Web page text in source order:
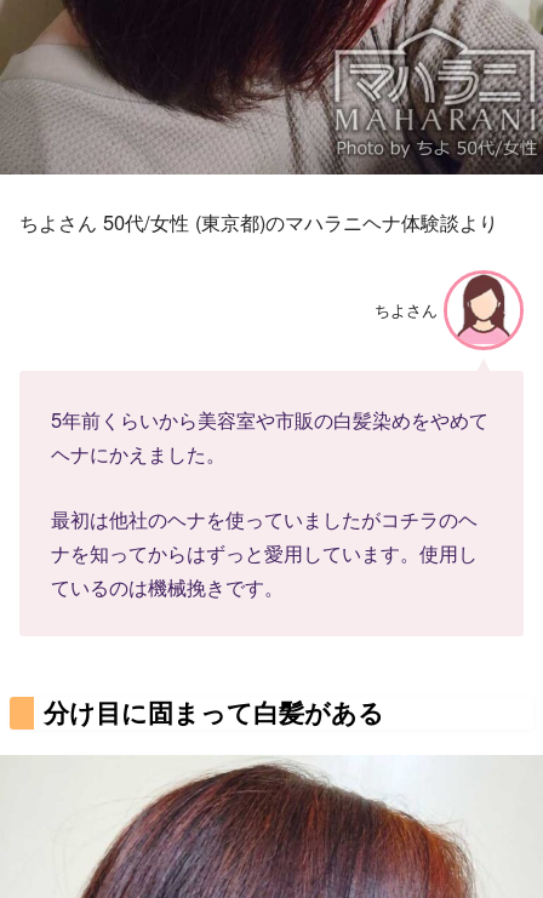
ちよさん 50代/女性 (東京都)のマハラニヘナ体験談より
ちよさん
5年前くらいから美容室や市販の白髪染めをやめて
ヘナにかえました。
最初は他社のヘナを使っていましたがコチラのヘ
ナを知ってからはずっと愛用しています。使用し
ているのは機械挽きです。
分け目に固まって白髪がある